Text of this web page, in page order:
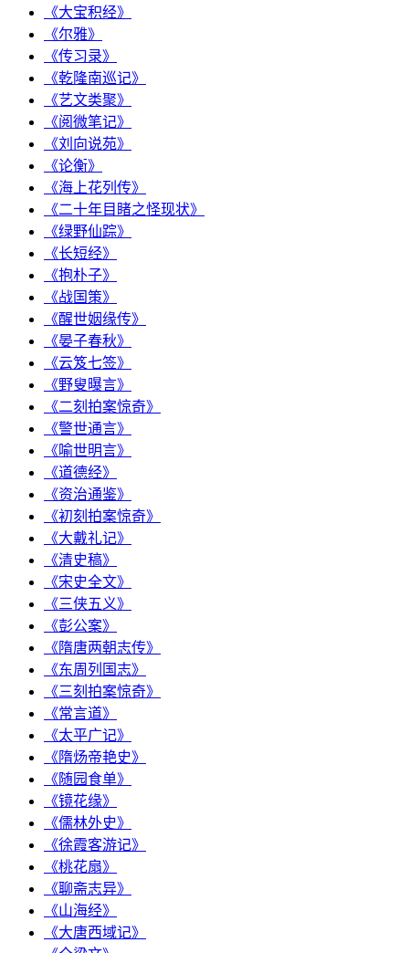
《大宝积经》
《尔雅》
《传习录》
《乾隆南巡记》
《艺文类聚》
《阅微笔记》
《刘向说苑》
《论衡》
《海上花列传》
《二十年目睹之怪现状》
《绿野仙踪》
《长短经》
《抱朴子》
《战国策》
《醒世姻缘传》
《晏子春秋》
《云笈七签》
《野叟曝言》
《二刻拍案惊奇》
《警世通言》
《喻世明言》
《道德经》
《资治通鉴》
《初刻拍案惊奇》
《大戴礼记》
《清史稿》
《宋史全文》
《三侠五义》
《彭公案》
《隋唐两朝志传》
《东周列国志》
《三刻拍案惊奇》
《常言道》
《太平广记》
《隋炀帝艳史》
《随园食单》
《镜花缘》
《儒林外史》
《徐霞客游记》
《桃花扇》
《聊斋志异》
《山海经》
《大唐西域记》